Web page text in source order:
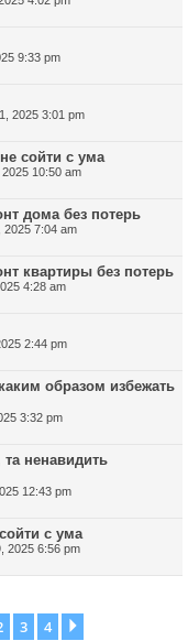
9:33 pm
2025 3:01 pm
сойти с ума
10:50 am
дома без потерь
2025 7:04 am
квартиры без потерь
4:28 am
2:44 pm
образом избежать
3:32 pm
ненавидить
12:43 pm
с ума
2025 6:56 pm
3 4